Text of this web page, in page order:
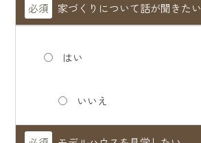
必須 家づくりについて話が聞きたい
はい
いいえ